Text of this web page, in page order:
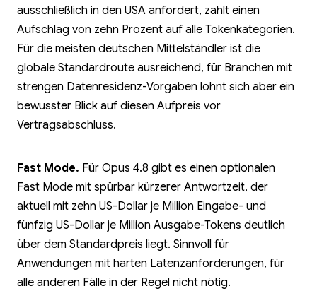
ausschließlich in den USA anfordert, zahlt einen
Aufschlag von zehn Prozent auf alle Tokenkategorien.
Für die meisten deutschen Mittelständler ist die
globale Standardroute ausreichend, für Branchen mit
strengen Datenresidenz-Vorgaben lohnt sich aber ein
bewusster Blick auf diesen Aufpreis vor
Vertragsabschluss.
Fast Mode. Für Opus 4.8 gibt es einen optionalen
Fast Mode mit spürbar kürzerer Antwortzeit, der
aktuell mit zehn US-Dollar je Million Eingabe- und
fünfzig US-Dollar je Million Ausgabe-Tokens deutlich
über dem Standardpreis liegt. Sinnvoll für
Anwendungen mit harten Latenzanforderungen, für
alle anderen Fälle in der Regel nicht nötig.